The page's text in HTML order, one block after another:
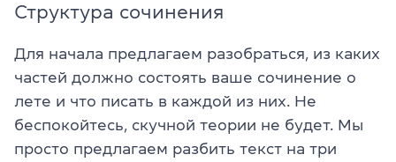
Структура сочинения
Для начала предлагаем разобраться, из каких
частей должно состоять ваше сочинение о
лете и что писать в каждой из них. Не
беспокойтесь, скучной теории не будет. Мы
просто предлагаем разбить текст на три